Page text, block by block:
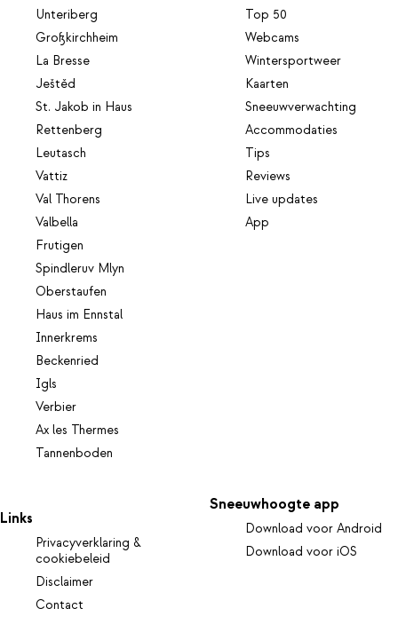
Unteriberg
Großkirchheim
La Bresse
Ještěd
St. Jakob in Haus
Rettenberg
Leutasch
Vattiz
Val Thorens
Valbella
Frutigen
Spindleruv Mlyn
Oberstaufen
Haus im Ennstal
Innerkrems
Beckenried
Igls
Verbier
Ax les Thermes
Tannenboden
Top 50
Webcams
Wintersportweer
Kaarten
Sneeuwverwachting
Accommodaties
Tips
Reviews
Live updates
App
Links
Privacyverklaring &
cookiebeleid
Disclaimer
Contact
Sneeuwhoogte app
Download voor Android
Download voor iOS